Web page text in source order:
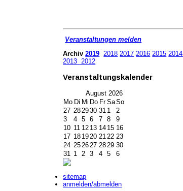
Veranstaltungen melden
Archiv2019 2018 2017 2016 2015 2014
2013 2012
Veranstaltungskalender
August 2026
Mo Di Mi Do Fr SaSo
27 282930 31 1
2
3
4 5 6 7 8
9
10 11 12 13 14 15 16
17 18 1920 2122 23
24 252627 2829 30
31 1 2 3 4 5 6
sitemap
anmelden/abmelden